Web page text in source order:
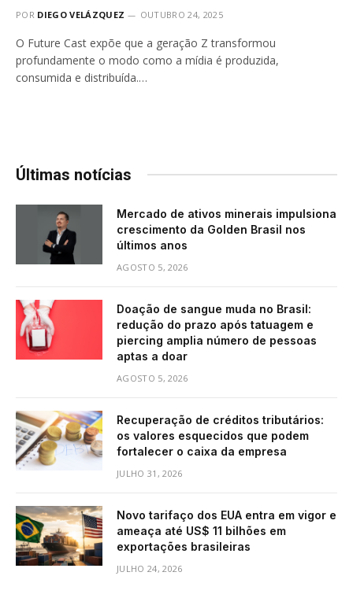
POR DIEGO VELÁZQUEZ OUTUBRO 24, 2025
O Future Cast expõe que a geração Z transformou
profundamente o modo como a mídia é produzida,
consumida e distribuída.…
Últimas notícias
Mercado de ativos minerais impulsiona
crescimento da Golden Brasil nos
últimos anos
AGOSTO 5, 2026
Doação de sangue muda no Brasil:
redução do prazo após tatuagem e
piercing amplia número de pessoas
aptas a doar
AGOSTO 5, 2026
Recuperação de créditos tributários:
os valores esquecidos que podem
fortalecer o caixa da empresa
JULHO 31, 2026
Novo tarifaço dos EUA entra em vigor e
ameaça até US$ 11 bilhões em
exportações brasileiras
JULHO 24, 2026